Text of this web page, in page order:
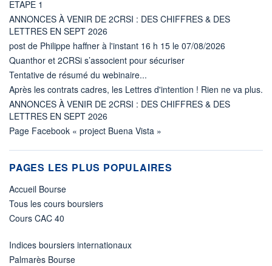
ETAPE 1
ANNONCES À VENIR DE 2CRSI : DES CHIFFRES & DES
LETTRES EN SEPT 2026
post de Philippe haffner à l'instant 16 h 15 le 07/08/2026
Quanthor et 2CRSi s’associent pour sécuriser
Tentative de résumé du webinaire...
Après les contrats cadres, les Lettres d'intention ! Rien ne va plus.
ANNONCES À VENIR DE 2CRSI : DES CHIFFRES & DES
LETTRES EN SEPT 2026
Page Facebook « project Buena Vista »
PAGES LES PLUS POPULAIRES
Accueil Bourse
Tous les cours boursiers
Cours CAC 40
Indices boursiers internationaux
Palmarès Bourse